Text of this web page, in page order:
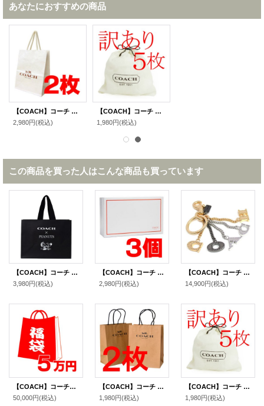
あなたにおすすめの商品
【COACH】コーチ 純正紙袋Sサイズ ホワイトアイボリー〔2枚セット〕（送料無料）
2,980円(税込)
【COACH】コーチ 純正保存袋 SSサイズ 〔5枚セット〕【訳あり】（送料無料）
1,980円(税込)
この商品を買った人はこんな商品も買っています
【COACH】コーチ スヌーピー ショップバッグ ピーナッツ コラボ 純正紙袋 ブラックマルチ（送料無料）
3,980円(税込)
【COACH】コーチ 純正ボックスS 〔3個セット〕（送料無料）
2,980円(税込)
【COACH】コーチ メタル パーフォレーテッド コーチ ロゴ バッグチャーム キーリング キーホルダー マルチ（日本未発売）
14,900円(税込)
【COACH】コーチの超お得レディース福袋〔5万円〕（送料無料）
50,000円(税込)
【COACH】コーチ 純正紙袋Sサイズ ブラウン〔2枚セット〕（送料無料）
1,980円(税込)
【COACH】コーチ 純正保存袋 SSサイズ 〔5枚セット〕【訳あり】（送料無料）
1,980円(税込)